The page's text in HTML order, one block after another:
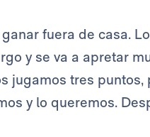
fuera de casa.
y se va a apretar
jugamos tres
y lo queremos.